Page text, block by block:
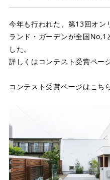
プライバシーポリシー
サイトマップ
採用情報
今年も行われた、第13回オン
ランド・ガーデンが全国
した。
詳しくはコンテスト受賞ペー
コンテスト受賞ページはこち